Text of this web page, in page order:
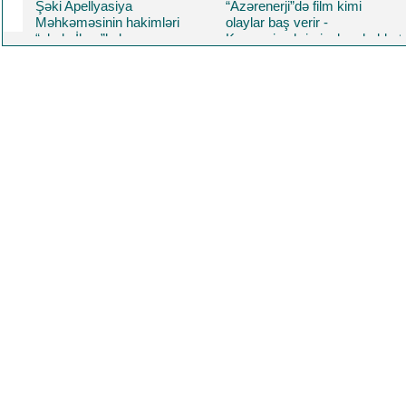
“Azərenerji”də film kimi
olaylar baş verir -
Korrupsiya,kriminal,məhəbbət
Səbail DYP rəisinin “yeni
hoqqaları”